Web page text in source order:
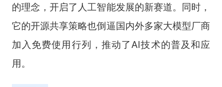
的理念，开启了人工智能发展的新赛道。同时，
它的开源共享策略也倒逼国内外多家大模型厂商
加入免费使用行列，推动了AI技术的普及和应
用。